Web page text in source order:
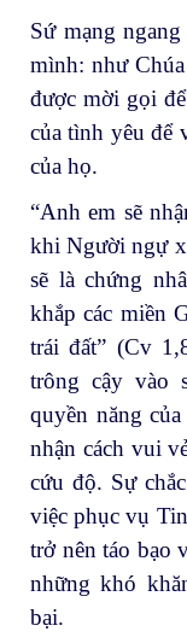
Sứ mạng
mình: như
được mời gọi
của tình yêu để
của họ.
“Anh em sẽ
khi Người ngự
sẽ là chứng
khắp các miền
trái đất” (Cv
trông cậy vào
quyền năng
nhận cách vui
cứu độ. Sự
việc phục vụ
trở nên táo bạo
những khó
bại.